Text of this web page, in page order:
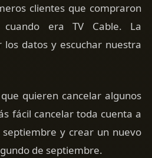
clientes que compraron
era TV Cable. La
datos y escuchar nuestra
quieren cancelar algunos
fácil cancelar toda cuenta a
y crear un nuevo
de septiembre.